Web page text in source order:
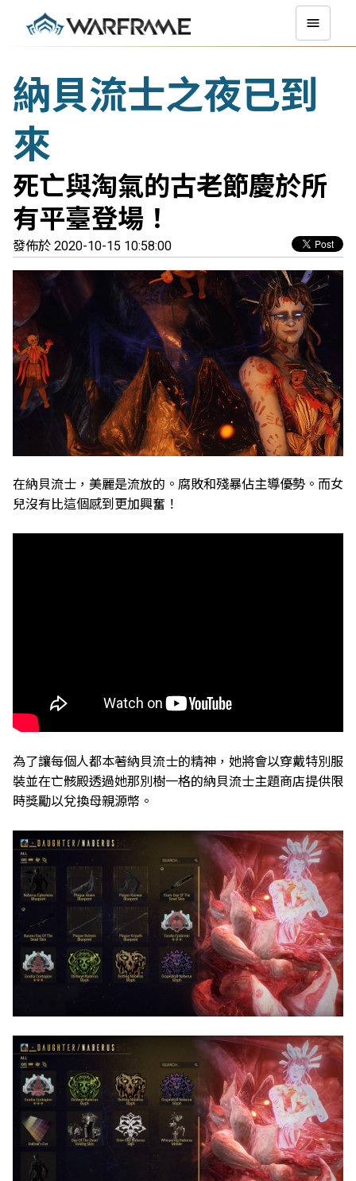
納貝流士之夜已到
來
死亡與淘氣的古老節慶於所
有平臺登場！
發佈於 2020-10-15 10:58:00
在納貝流士，美麗是流放的。腐敗和殘暴佔主導優勢。而女
兒沒有比這個感到更加興奮！
為了讓每個人都本著納貝流士的精神，她將會以穿戴特別服
裝並在亡骸殿透過她那別樹一格的納貝流士主題商店提供限
時獎勵以兌換母親源幣。